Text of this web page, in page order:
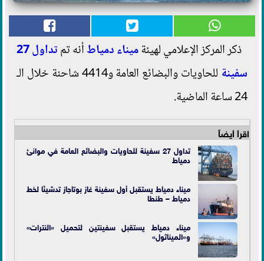
ذكر المركز الإعلامي لهيئةميناء دمياطأنه تم
تداول 27
سفينة
للحاويات والبضائع العامة و4414 شاحنة خلال الـ
24 ساعة الماضية.
اقرأ أيضاً
تداول 27 سفينة للحاويات والبضائع العامة في موانئ
دمياط
ميناء دمياط يستقبل أول سفينة غاز بوتاجاز تدشينًا لخط
دمياط – طنطا
ميناء دمياط يستقبل سفينتين لتحميل «النترات»
و«الميناثول»